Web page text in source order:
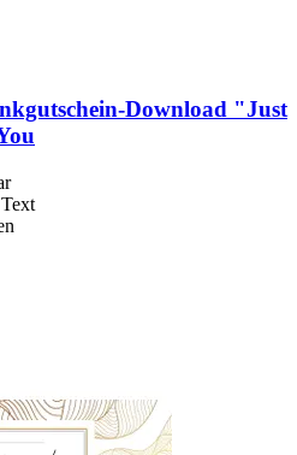
​Download "Just